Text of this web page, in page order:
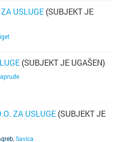
USLUGE (SUBJEKT JE
(SUBJEKT JE UGAŠEN)
ZA USLUGE (SUBJEKT JE
Savica